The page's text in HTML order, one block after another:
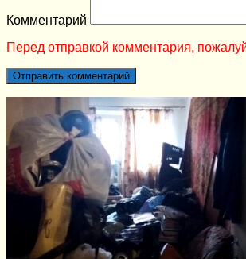
Комментарий
Перед отправкой комментария,